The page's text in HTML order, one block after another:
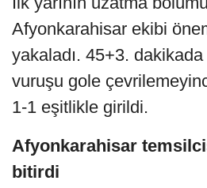
Afyonkarahisar ekibi
yakaladı. 45+3. dakikada
vuruşu gole
1-1 eşitlikle girildi.
Afyonkarahisar
bitirdi